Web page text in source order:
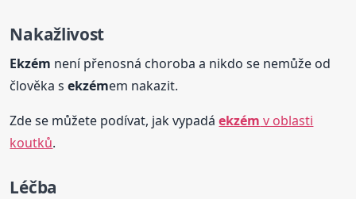
Nakažlivost
Ekzém není přenosná choroba a nikdo se nemůže od
člověka sekzémem nakazit.
Zde se můžete podívat, jak vypadáekzém v oblasti
koutků.
Léčba